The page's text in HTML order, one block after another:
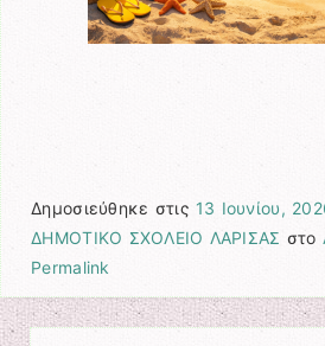
Δημοσιεύθηκε στις 13 Ιουνίου,
ΔΗΜΟΤΙΚΟ ΣΧΟΛΕΙΟ ΛΑΡΙΣΑΣ στο
Permalink